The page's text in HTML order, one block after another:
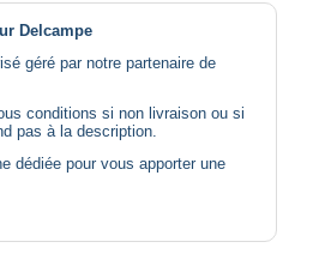
Delcampe
géré par notre partenaire de
conditions si non livraison ou si
pas à la description.
dédiée pour vous apporter une